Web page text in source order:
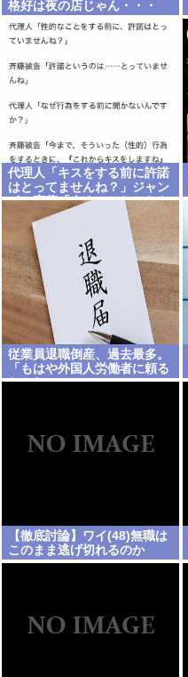
格好は夜の店じゃん・・・
代理人「キスをする前に許諾
はとってませんね？」ジャン
ポケ斎藤「今までこれからキ
スしますなんて宣言すること
なかったので」
従業員退職倒産、過去最多。
「もはや外国人労働者に頼る
しかない」
【徹底討論】ワイ(48)無職は
このまま逃げ切れるのか